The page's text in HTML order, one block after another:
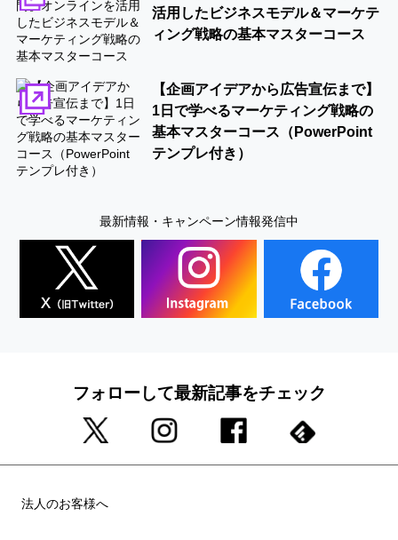
活用したビジネスモデル＆マーケテ
ィング戦略の基本マスターコース
【企画アイデアから広告宣伝まで】
1日で学べるマーケティング戦略の
基本マスターコース（PowerPoint
テンプレ付き）
最新情報・キャンペーン情報発信中
フォローして最新記事をチェック
法人のお客様へ